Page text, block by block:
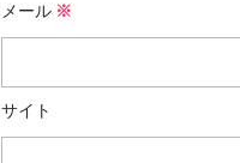
メール ※
サイト